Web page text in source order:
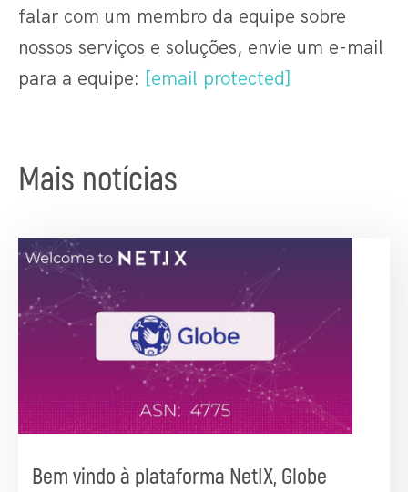
falar com um membro da equipe sobre
nossos serviços e soluções, envie um e-mail
para a equipe: [email protected]
Mais notícias
Bem vindo à plataforma NetIX, Globe